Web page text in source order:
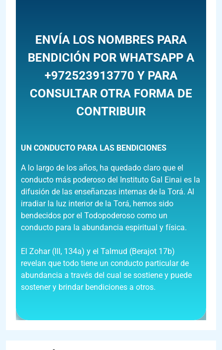
ENVÍA LOS NOMBRES PARA
BENDICIÓN POR WHATSAPP A
+972523913770 Y PARA
CONSULTAR OTRA FORMA DE
CONTRIBUIR
UN CONDUCTO PARA LAS BENDICIONES
A lo largo de los años, ha quedado claro que el
conducto más poderoso del Instituto Gal Einai es la
difusión de las enseñanzas internas de la Torá. Al
irradiar la luz interior de la Torá, hemos sido
bendecidos por el Todopoderoso como un
conducto para la abundancia espiritual y física.
El Zohar (III, 134a) y el Talmud (Berajot 17b)
revelan que todo tiene un conducto particular de
abundancia a través del cual se sostiene y puede
sostener y brindar bendiciones a otros.